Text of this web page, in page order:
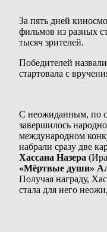
За пять дней
фильмов из разных
тысяч зрителей.
Победителей
стартовала с
С неожиданным, по
завершилось
международном
набрали сразу две
Хассана Назера
«Мёртвые души»
Получая награду,
стала для него